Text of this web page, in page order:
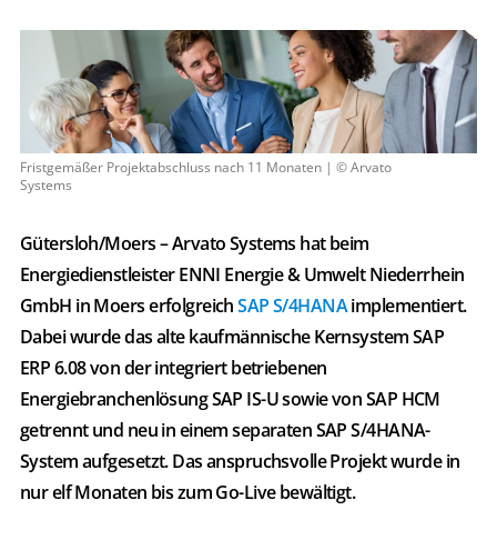
Fristgemäßer Projektabschluss nach 11 Monaten | © Arvato
Systems
Gütersloh/Moers – Arvato Systems hat beim
Energiedienstleister ENNI Energie & Umwelt Niederrhein
GmbH in Moers erfolgreichSAP S/4HANAimplementiert.
Dabei wurde das alte kaufmännische Kernsystem SAP
ERP 6.08 von der integriert betriebenen
Energiebranchenlösung SAP IS-U sowie von SAP HCM
getrennt und neu in einem separaten SAP S/4HANA-
System aufgesetzt. Das anspruchsvolle Projekt wurde in
nur elf Monaten bis zum Go-Live bewältigt.